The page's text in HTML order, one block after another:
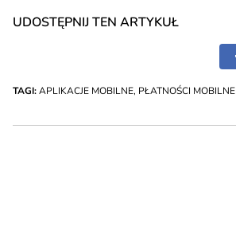
UDOSTĘPNIJ TEN ARTYKUŁ
TAGI:APLIKACJE MOBILNE, PŁATNOŚCI MOBILNE